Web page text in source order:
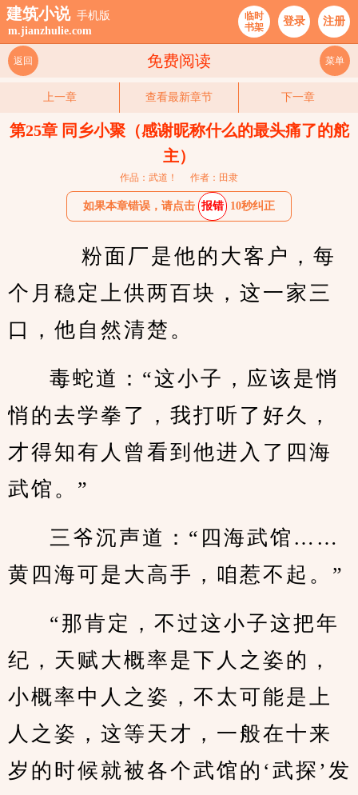
建筑小说 手机版
m.jianzhulie.com
临时
书架
登录 注册
免费阅读
返回 菜单
上一章 查看最新章节 下一章
第25章 同乡小聚（感谢昵称什么的最头痛了的舵
主）
作品：武道！ 作者：田隶
如果本章错误，请点击 报错 10秒纠正
个月稳定上供两百块，这一家三
口，他自然清楚。
毒蛇道：“这小子，应该是悄
悄的去学拳了，我打听了好久，
才得知有人曾看到他进入了四海
武馆。”
三爷沉声道：“四海武馆……
黄四海可是大高手，咱惹不起。”
“那肯定，不过这小子这把年
纪，天赋大概率是下人之姿的，
小概率中人之姿，不太可能是上
人之姿，这等天才，一般在十来
岁的时候就被各个武馆的‘武探’发